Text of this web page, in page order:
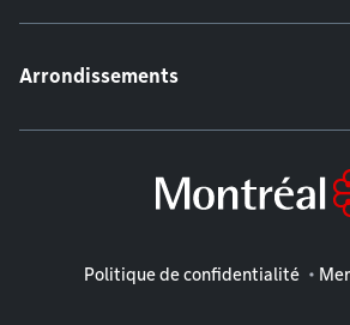
Arrondissements
Mentions légales
Politique de confidentialité